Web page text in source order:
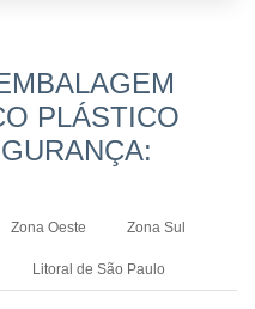
PLÁSTICO
Zona Oeste Zona Sul
Litoral de São Paulo